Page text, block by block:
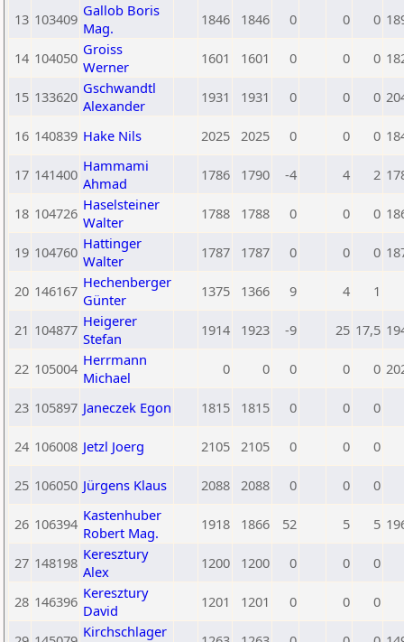
13 103409 Gallob Boris
Mag.
1846 1846 0 0 0
14 104050 Groiss
Werner
1601 1601 0 0 0
15 133620 Gschwandtl
Alexander
1931 1931 0 0 0
16 140839 Hake Nils 2025 2025 0 0 0
17 141400 Hammami
Ahmad
1786 1790 -4 4 2
18 104726 Haselsteiner
Walter
1788 1788 0 0 0
19 104760 Hattinger
Walter
1787 1787 0 0 0
20 146167 Hechenberger
Günter
1375 1366 9 4 1
21 104877 Heigerer
Stefan
1914 1923 -9 25 17,5
22 105004 Herrmann
Michael
0 0 0 0 0
23 105897 Janeczek Egon 1815 1815 0 0 0
24 106008 Jetzl Joerg 2105 2105 0 0 0
25 106050 Jürgens Klaus 2088 2088 0 0 0
26 106394 Kastenhuber
Robert Mag.
1918 1866 52 5 5
27 148198 Keresztury
Alex
1200 1200 0 0 0
28 146396 Keresztury
David
1201 1201 0 0 0
Kirchschlager